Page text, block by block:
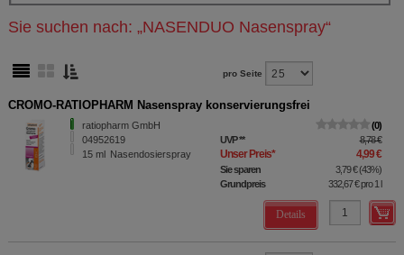
Sie suchen nach: „NASENDUO Nasenspray“
pro Seite
CROMO-RATIOPHARM Nasenspray konservierungsfrei
ratiopharm GmbH
04952619
15 ml Nasendosierspray
0
UVP** 8,78 €
Unser Preis* 4,99 €
Sie sparen 3,79 €(43%)
Grundpreis
332,67 €pro 1 l
Details